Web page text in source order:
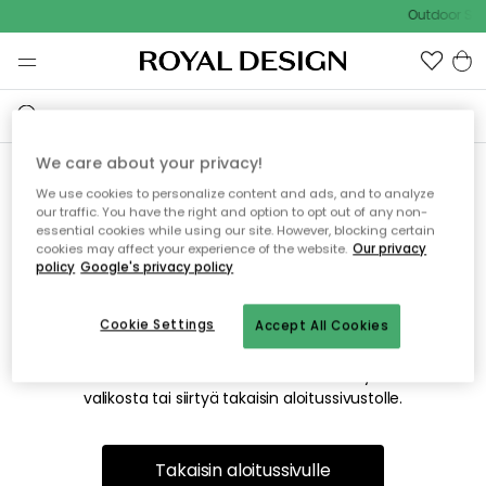
Outdoor
Emme valitettavasti löydä
etsimääsi sivua
Tämä voi johtua siitä, että sivua ei enää ole tai siitä, että se
on siirretty muualle. Pahoittelemme tästä mahdollisesti
valikosta tai siirtyä takaisin aloitussivustolle.
Takaisin aloitussivulle
We care about your privacy!
We use cookies to personalize content and ads, and to analyze
our traffic. You have the right and option to opt out of any non-
essential cookies while using our site. However, blocking certain
cookies may affect your experience of the website. Our privacy
policy Google's privacy policy
Accept All Cookies
Cookie Settings